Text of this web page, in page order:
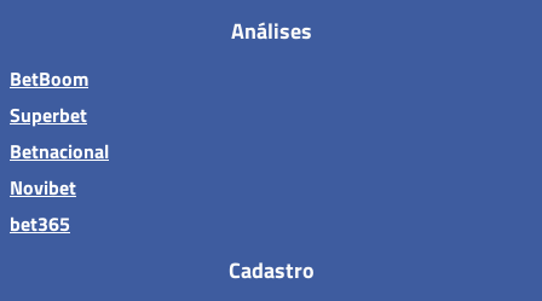
Análises
BetBoom
Superbet
Betnacional
Novibet
bet365
Cadastro